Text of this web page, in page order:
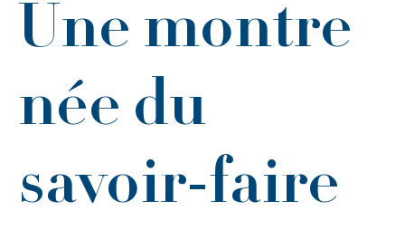
Une montre
née du
savoir-faire